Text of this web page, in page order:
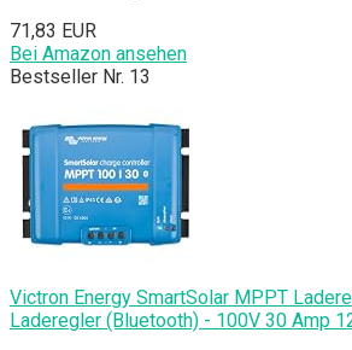
71,83 EUR
Bei Amazon ansehen
Bestseller Nr. 13
Victron Energy SmartSolar MPPT
Laderegler (Bluetooth) - 100V 30 Amp